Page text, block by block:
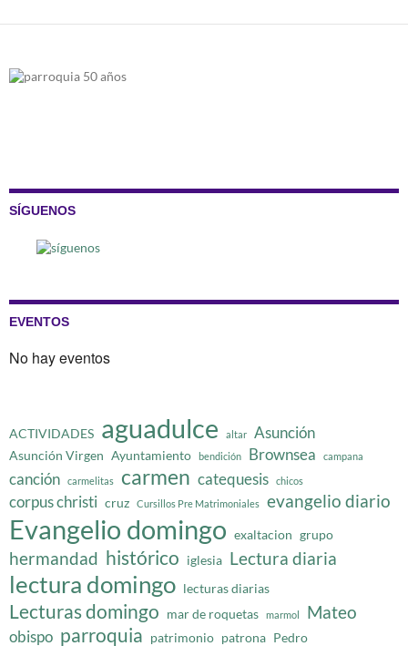
SÍGUENOS
EVENTOS
No hay eventos
ACTIVIDADES aguadulce altar Asunción
Asunción Virgen Ayuntamiento bendición Brownsea campana
canción carmelitas carmen catequesis chicos
corpus christi cruz Cursillos Pre Matrimoniales evangelio diario
Evangelio domingo exaltacion grupo
hermandad histórico iglesia Lectura diaria
lectura domingo lecturas diarias
Lecturas domingo mar de roquetas marmol Mateo
obispo parroquia patrimonio patrona Pedro